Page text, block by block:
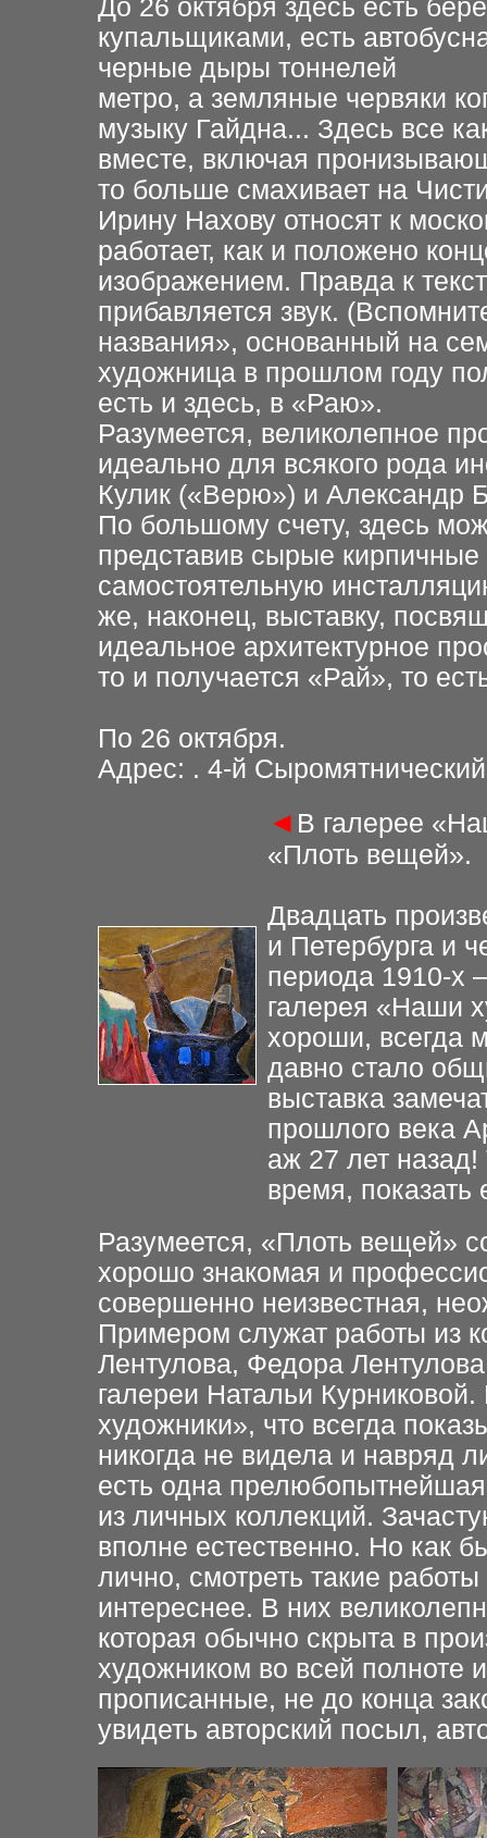
До 26 октября здесь есть
купальщиками, есть
черные дыры тоннелей
метро, а земляные червяки
музыку Гайдна... Здесь все
вместе, включая
то больше смахивает на
Ирину Нахову относят к
работает, как и положено
изображением. Правда к
прибавляется звук.
названия», основанный на
художница в прошлом году
есть и здесь, в «Раю».
Разумеется, великолепное
идеально для всякого рода
Кулик («Верю») и Александр
По большому счету, здесь
представив сырые
самостоятельную
же, наконец, выставку,
идеальное архитектурное
то и получается «Рай», то
По 26 октября.
Адрес: . 4-й
◄ В галерее
«Плоть вещей».
Двадцать
и Петербурга и
периода 1910-х
галерея «Наши
хороши, всегда
давно стало
выставка
прошлого века
аж 27 лет назад!
время, показать
Разумеется, «Плоть вещей»
хорошо знакомая и
совершенно неизвестная,
Примером служат работы из
Лентулова, Федора
галереи Натальи
художники», что всегда
никогда не видела и навряд
есть одна
из личных коллекций.
вполне естественно. Но как
лично, смотреть такие
интереснее. В них
которая обычно скрыта в
художником во всей полноте
прописанные, не до конца
увидеть авторский посыл,